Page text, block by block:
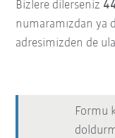
Bizlere dilerseniz
numaramızdan ya
adresimizden de
Formu